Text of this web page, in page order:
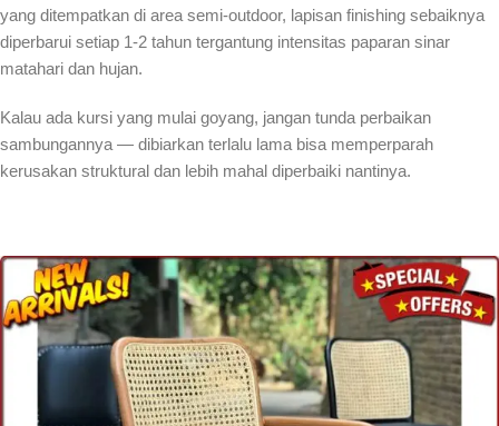
yang ditempatkan di area semi-outdoor, lapisan finishing sebaiknya
diperbarui setiap 1-2 tahun tergantung intensitas paparan sinar
matahari dan hujan.
Kalau ada kursi yang mulai goyang, jangan tunda perbaikan
sambungannya — dibiarkan terlalu lama bisa memperparah
kerusakan struktural dan lebih mahal diperbaiki nantinya.